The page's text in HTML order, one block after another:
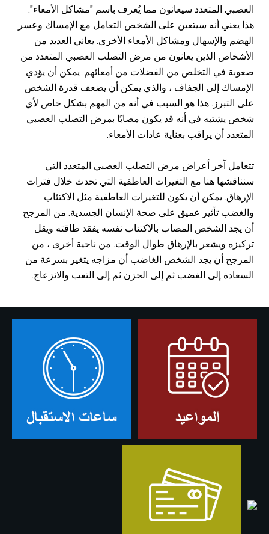
العصبي المتعدد سيعانون مما يُعرف باسم "مشاكل الأمعاء".
هذا يعني أنه سيتعين على الشخص التعامل مع الإمساك وعسر
الهضم والإسهال ومشاكل الأمعاء الأخرى. يعاني العديد من
الأشخاص الذين يعانون من مرض التصلب العصبي المتعدد من
صعوبة في التخلص من الفضلات من أمعائهم. يمكن أن يؤدي
الإمساك إلى الجفاف ، والذي يمكن أن يضعف قدرة الشخص
على التبرز. هذا هو السبب في أنه من المهم بشكل خاص لأي
شخص يشتبه في أنه قد يكون مصابًا بمرض التصلب العصبي
المتعدد أن يراقب بعناية عادات الأمعاء.
تتعامل آخر أعراض مرض التصلب العصبي المتعدد التي
سنناقشها هنا مع التغيرات العاطفية التي تحدث خلال فترات
الإرهاق. يمكن أن يكون للتغيرات العاطفية مثل الاكتئاب
والغضب تأثير عميق على صحة الإنسان الجسدية. من المرجح
أن يجد الشخص المصاب بالاكتئاب نفسه يفقد طاقته ويقل
تركيزه ويشعر بالإرهاق طوال الوقت. من ناحية أخرى ، من
المرجح أن يجد الشخص الغاضب أن مزاجه يتغير بسرعة من
السعادة إلى الغضب ثم إلى الحزن ثم إلى التعب والانزعاج.